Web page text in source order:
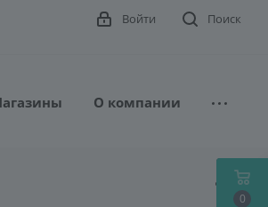
Поиск
Войти
О компании
0